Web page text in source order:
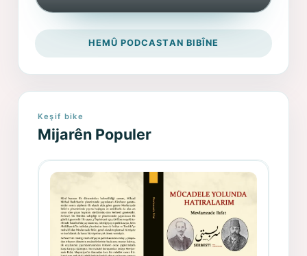
HEMÛ PODCASTAN BIBÎNE
Keşif bike
Mijarên Populer